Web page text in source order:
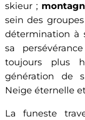
skieur ;
sein des
détermination à
sa
toujours plus
génération de
Neige éternelle
La funeste